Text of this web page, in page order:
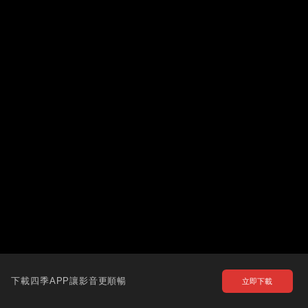
下載四季APP讓影音更順暢 立即下載